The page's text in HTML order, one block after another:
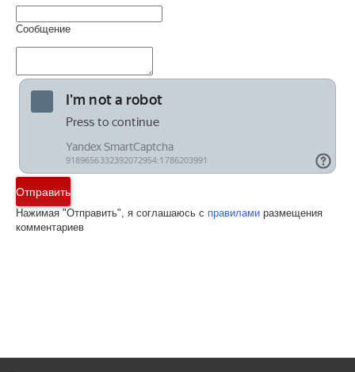
Сообщение
Отправить
Нажимая "Отправить", я соглашаюсь с правилами размещения
комментариев